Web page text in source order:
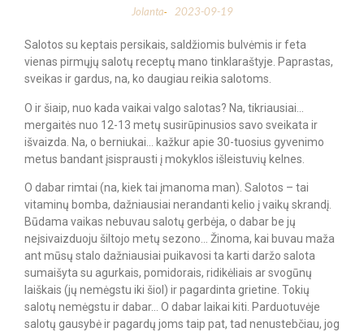
Jolanta- 2023-09-19
Salotos su keptais persikais, saldžiomis bulvėmis ir feta
vienas pirmųjų salotų receptų mano tinklaraštyje. Paprastas,
sveikas ir gardus, na, ko daugiau reikia salotoms.
O ir šiaip, nuo kada vaikai valgo salotas? Na, tikriausiai…
mergaitės nuo 12-13 metų susirūpinusios savo sveikata ir
išvaizda. Na, o berniukai… kažkur apie 30-tuosius gyvenimo
metus bandant įsisprausti į mokyklos išleistuvių kelnes.
O dabar rimtai (na, kiek tai įmanoma man). Salotos – tai
vitaminų bomba, dažniausiai nerandanti kelio į vaikų skrandį.
Būdama vaikas nebuvau salotų gerbėja, o dabar be jų
neįsivaizduoju šiltojo metų sezono… Žinoma, kai buvau maža
ant mūsų stalo dažniausiai puikavosi ta karti daržo salota
sumaišyta su agurkais, pomidorais, ridikėliais ar svogūnų
laiškais (jų nemėgstu iki šiol) ir pagardinta grietine. Tokių
salotų nemėgstu ir dabar… O dabar laikai kiti. Parduotuvėje
salotų gausybė ir pagardų joms taip pat, tad nenustebčiau, jog